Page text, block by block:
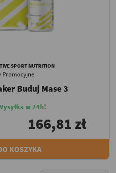
SPORT NUTRITION
Promocyjne
Buduj Mase 3
w 24h!
166,81 zł
KOSZYKA